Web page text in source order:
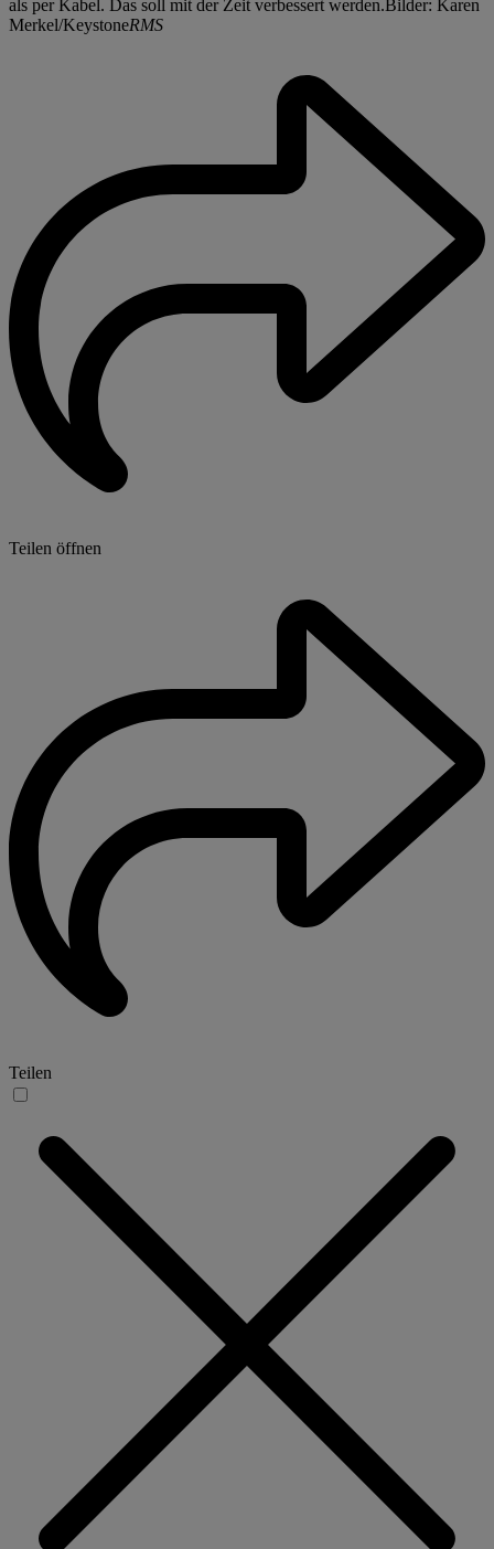
als per Kabel. Das soll mit der Zeit verbessert werden.Bilder: Karen
Merkel/KeystoneRMS
Teilen öffnen
Teilen